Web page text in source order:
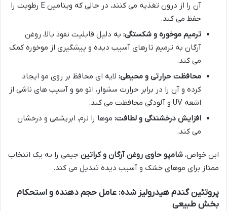
آن را از درون تغذیه می کنند، در حالی که ویتامین E رطوبت را
حفظ می کند.
ترمیم موخوره و شکستگی: به دلیل قابلیت نفوذ بالا، روغن
آرگان به ترمیم تارهای آسیب دیده و پیشگیری از موخوره کمک
می کند.
محافظت حرارتی و محیطی: لایه ای محافظ بر روی مو ایجاد
کرده و آن را در برابر حرارت سشوار، اتو مو و آسیب های ناشی از
اشعه UV و آلودگی محافظت می کند.
افزایش درخشندگی و لطافت: موها را نرم، ابریشمی و درخشان
می کند.
این خواص، شامپو حاوی روغن آرگان و کراتین جیمی را به یک انتخاب
ممتاز برای موهای خشک و آسیب دیده تبدیل می کند.
پروتئین گندم هیدرولیز شده: عامل حجم دهنده و استحکام
بخش طبیعی